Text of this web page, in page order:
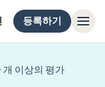
등록하기
개 이상의 평가